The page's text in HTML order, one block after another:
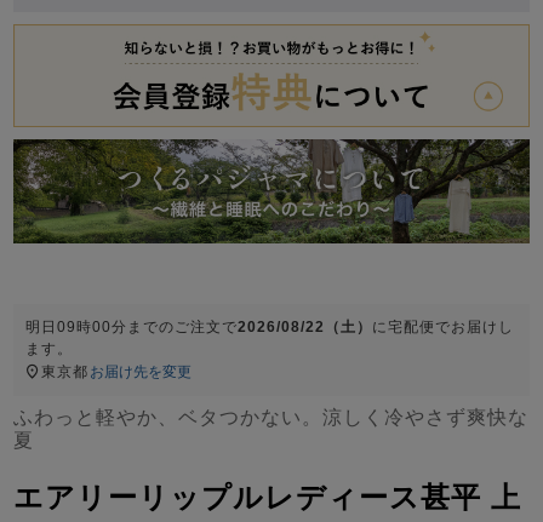
ズボン単品
すべてのキッ
パジャマ
明日09時00分 までのご注文で2026/08/22（土） に宅配便 でお届けし
ます。
東京都 お届け先を変更
ふわっと軽やか、ベタつかない。涼しく冷やさず爽快な
夏
エアリーリップルレディース甚平 上